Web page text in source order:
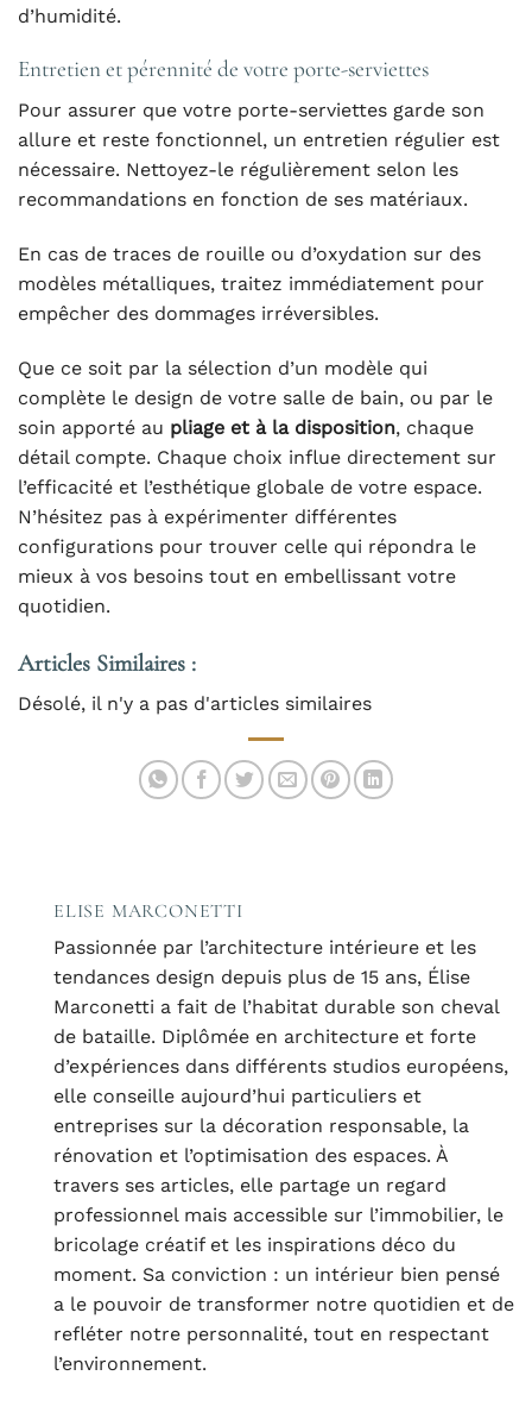
d’humidité.
Entretien et pérennité de votre porte-serviettes
Pour assurer que votre porte-serviettes garde son
allure et reste fonctionnel, un entretien régulier est
nécessaire. Nettoyez-le régulièrement selon les
recommandations en fonction de ses matériaux.
En cas de traces de rouille ou d’oxydation sur des
modèles métalliques, traitez immédiatement pour
empêcher des dommages irréversibles.
Que ce soit par la sélection d’un modèle qui
complète le design de votre salle de bain, ou par le
soin apporté au pliage et à la disposition, chaque
détail compte. Chaque choix influe directement sur
l’efficacité et l’esthétique globale de votre espace.
N’hésitez pas à expérimenter différentes
configurations pour trouver celle qui répondra le
mieux à vos besoins tout en embellissant votre
quotidien.
Articles Similaires :
Désolé, il n'y a pas d'articles similaires
ELISE MARCONETTI
Passionnée par l’architecture intérieure et les
tendances design depuis plus de 15 ans, Élise
Marconetti a fait de l’habitat durable son cheval
de bataille. Diplômée en architecture et forte
d’expériences dans différents studios européens,
elle conseille aujourd’hui particuliers et
entreprises sur la décoration responsable, la
rénovation et l’optimisation des espaces. À
travers ses articles, elle partage un regard
professionnel mais accessible sur l’immobilier, le
bricolage créatif et les inspirations déco du
moment. Sa conviction : un intérieur bien pensé
a le pouvoir de transformer notre quotidien et de
refléter notre personnalité, tout en respectant
l’environnement.